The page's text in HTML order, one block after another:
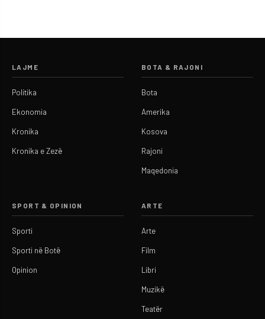
LAJME
Politika
Ekonomia
Kronika
Kronika e Zezë
BOTA & RAJONI
Bota
Amerika
Kosova
Rajoni
Maqedonia
SPORT & OPINION
Sporti
Sporti në Botë
Opinion
ARTE
Arte
Film
Libri
Muzikë
Teatër